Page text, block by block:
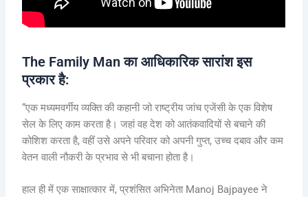
The Family Man का आधिकारिक सारांश इस
प्रकार है:
“एक मध्यमवर्गीय व्यक्ति की कहानी जो राष्ट्रीय जांच एजेंसी के एक विशेष
सेल के लिए काम करता है। जहां वह देश को आतंकवादियों से बचाने की
कोशिश करता है, वहीं उसे अपने परिवार को अपनी गुप्त, उच्च दबाव और कम
वेतन वाली नौकरी के प्रभाव से भी बचाना होता है।
हाल ही में एक साक्षात्कार में, प्रशंसित अभिनेता Manoj Bajpayee ने